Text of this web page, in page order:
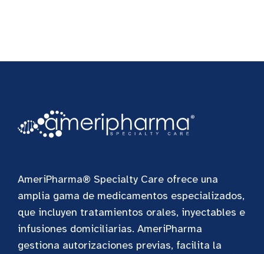
AmeriPharma® Specialty Care ofrece una
amplia gama de medicamentos especializados,
que incluyen tratamientos orales, inyectables e
infusiones domiciliarias. AmeriPharma
gestiona autorizaciones previas, facilita la